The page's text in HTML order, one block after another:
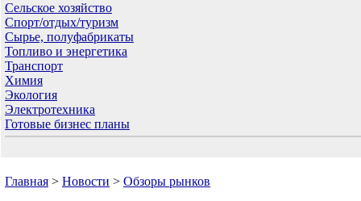
Сельское хозяйство
Спорт/отдых/туризм
Сырье, полуфабрикаты
Топливо и энергетика
Транспорт
Химия
Экология
Электротехника
Готовые бизнес планы
Главная > Новости > Обзоры рынков